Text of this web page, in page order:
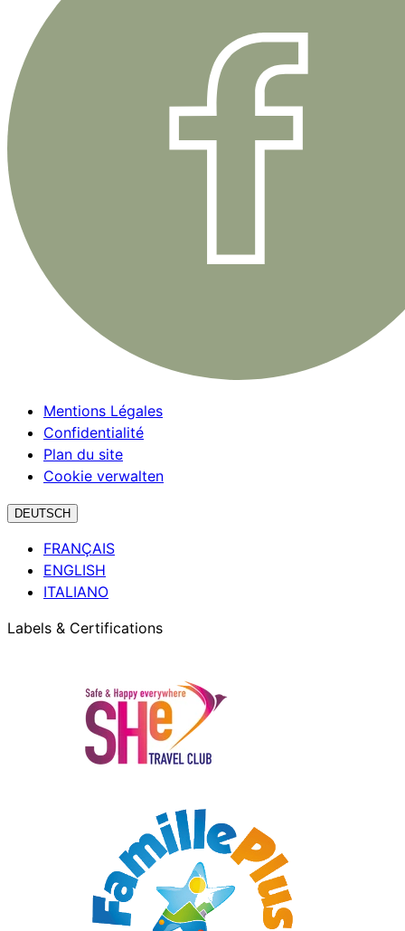
Mentions Légales
Confidentialité
Plan du site
Cookie verwalten
DEUTSCH
FRANÇAIS
ENGLISH
ITALIANO
Labels & Certifications